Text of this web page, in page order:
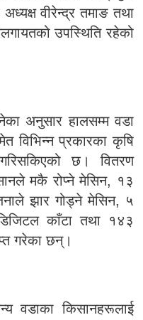
वीरेन्द्र तमाङ तथा
उपस्थिति रहेको
अनुसार हालसम्म वडा
प्रकारका कृषि
छ। वितरण
मकै रोप्ने मेसिन, १३
झार गोड्ने मेसिन, ५
काँटा तथा १४३
गरेका छन्।
वडाका किसानहरूलाई